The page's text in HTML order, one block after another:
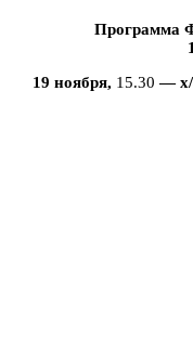
Программа
19 ноября, 15.30 — х/